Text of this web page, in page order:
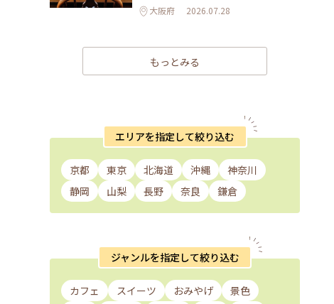
大阪府 2026.07.28
もっとみる
エリアを指定して絞り込む
京都 東京 北海道 沖縄
神奈川
静岡
山梨 長野 奈良 鎌倉
ジャンルを指定して絞り込む
カフェ スイーツ おみやげ
景色